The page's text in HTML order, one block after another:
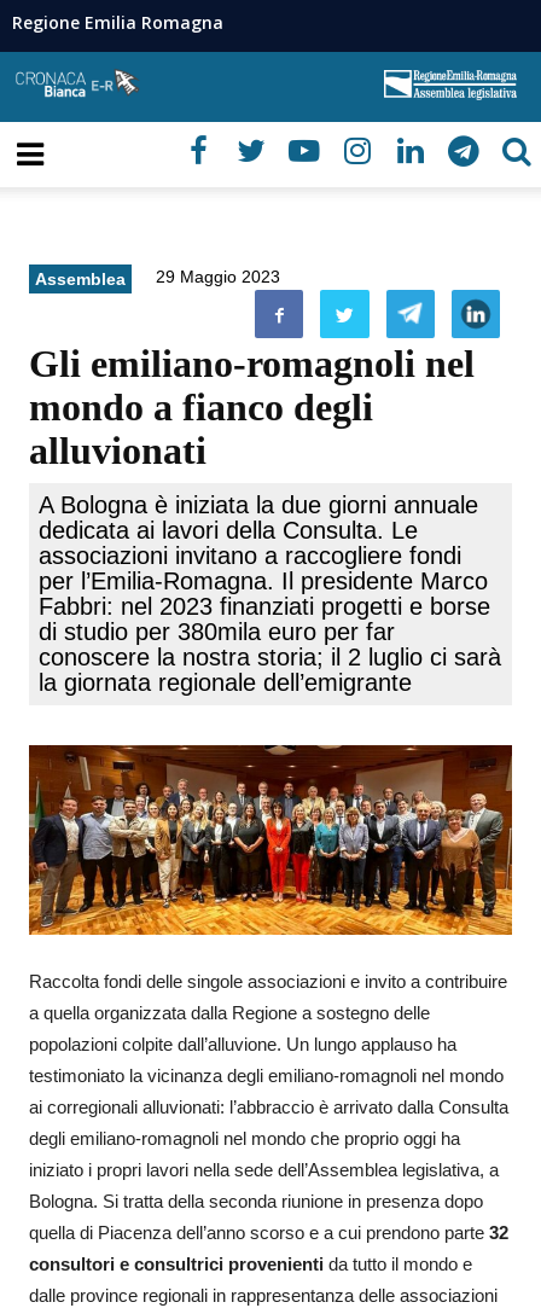
Regione Emilia Romagna
Assemblea 29 Maggio 2023
Gli emiliano-romagnoli nel
mondo a fianco degli
alluvionati
A Bologna è iniziata la due giorni annuale
dedicata ai lavori della Consulta. Le
associazioni invitano a raccogliere fondi
per l’Emilia-Romagna. Il presidente Marco
Fabbri: nel 2023 finanziati progetti e borse
di studio per 380mila euro per far
conoscere la nostra storia; il 2 luglio ci sarà
la giornata regionale dell’emigrante
Raccolta fondi delle singole associazioni e invito a contribuire
a quella organizzata dalla Regione a sostegno delle
popolazioni colpite dall’alluvione. Un lungo applauso ha
testimoniato la vicinanza degli emiliano-romagnoli nel mondo
ai corregionali alluvionati: l’abbraccio è arrivato dalla Consulta
degli emiliano-romagnoli nel mondo che proprio oggi ha
iniziato i propri lavori nella sede dell’Assemblea legislativa, a
Bologna. Si tratta della seconda riunione in presenza dopo
quella di Piacenza dell’anno scorso e a cui prendono parte 32
consultori e consultrici provenienti da tutto il mondo e
dalle province regionali in rappresentanza delle associazioni